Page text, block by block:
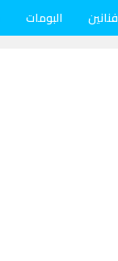
فنانين البومات